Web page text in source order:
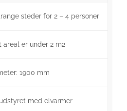
steder for 2 – 4 personer
areal er under 2 m2
1900 mm
med elvarmer